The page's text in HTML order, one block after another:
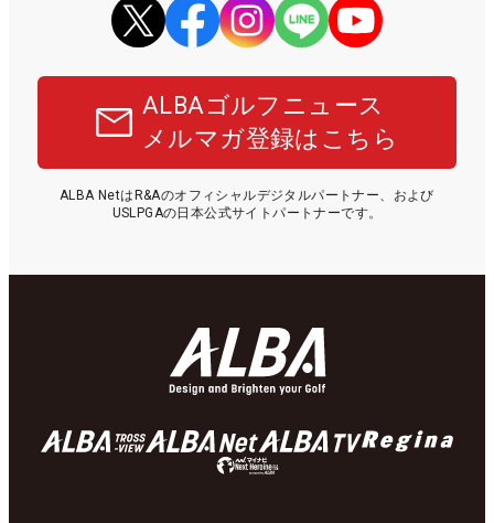
ALBAゴルフニュース
メルマガ登録はこちら
ALBA NetはR&Aのオフィシャルデジタルパートナー、および
USLPGAの日本公式サイトパートナーです。